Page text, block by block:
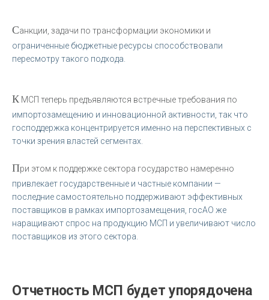
Санкции, задачи по трансформации экономики и
ограниченные бюджетные ресурсы способствовали
пересмотру такого подхода.
К МСП теперь предъявляются встречные требования по
импортозамещению и инновационной активности, так что
господдержка концентрируется именно на перспективных с
точки зрения властей сегментах.
При этом к поддержке сектора государство намеренно
привлекает государственные и частные компании —
последние самостоятельно поддерживают эффективных
поставщиков в рамках импортозамещения, госАО же
наращивают спрос на продукцию МСП и увеличивают число
поставщиков из этого сектора.
Отчетность МСП будет упорядочена